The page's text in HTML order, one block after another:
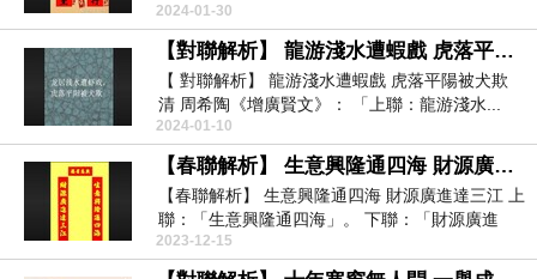
2024-01-30
【對聯解析】 龍游淺水遭蝦戲 虎落平陽被犬欺
【 對聯解析】 龍游淺水遭蝦戲 虎落平陽被犬欺
清 周希陶《增廣賢文》： 「上聯：龍游淺水...
2024-01-10
【春聯解析】 生意興隆通四海 財源廣進達三江
【春聯解析】 生意興隆通四海 財源廣進達三江 上
聯：「生意興隆通四海」。 下聯：「財源廣進
達...
2023-12-15